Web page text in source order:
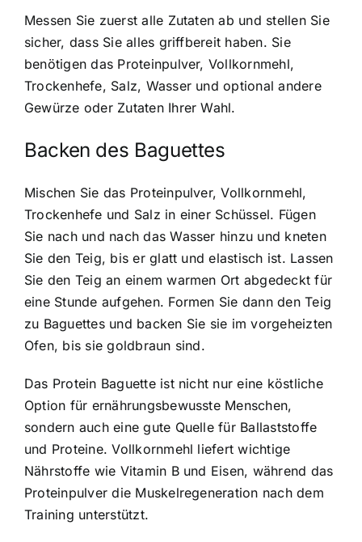
Messen Sie zuerst alle Zutaten ab und stellen Sie
sicher, dass Sie alles griffbereit haben. Sie
benötigen das Proteinpulver, Vollkornmehl,
Trockenhefe, Salz, Wasser und optional andere
Gewürze oder Zutaten Ihrer Wahl.
Backen des Baguettes
Mischen Sie das Proteinpulver, Vollkornmehl,
Trockenhefe und Salz in einer Schüssel. Fügen
Sie nach und nach das Wasser hinzu und kneten
Sie den Teig, bis er glatt und elastisch ist. Lassen
Sie den Teig an einem warmen Ort abgedeckt für
eine Stunde aufgehen. Formen Sie dann den Teig
zu Baguettes und backen Sie sie im vorgeheizten
Ofen, bis sie goldbraun sind.
Das Protein Baguette ist nicht nur eine köstliche
Option für ernährungsbewusste Menschen,
sondern auch eine gute Quelle für Ballaststoffe
und Proteine. Vollkornmehl liefert wichtige
Nährstoffe wie Vitamin B und Eisen, während das
Proteinpulver die Muskelregeneration nach dem
Training unterstützt.